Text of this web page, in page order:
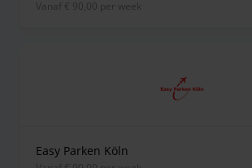
vanaf € 90,00 per week
Easy Parken Köln